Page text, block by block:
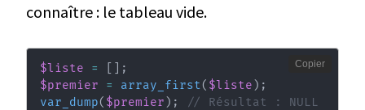
connaître : le tableau vide.
$liste =
;
$premier
= array_first( $liste ) ;
var_dump( $premier ) ; // Résultat : NULL
Copier